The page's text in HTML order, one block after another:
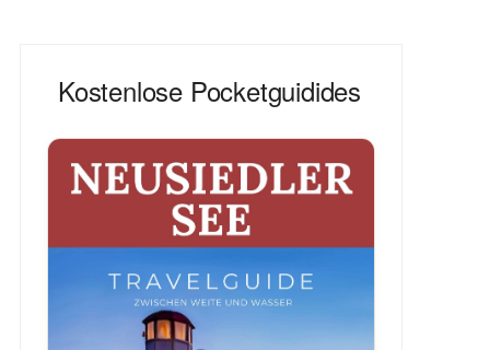
Kostenlose Pocketguidides